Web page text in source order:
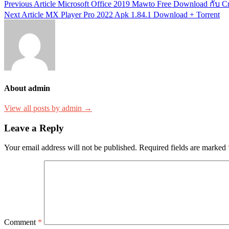
Post
navigation
Previous Article Microsoft Office 2019 Mawto Free Download กับ
Next Article MX Player Pro 2022 Apk 1.84.1 Download + Torrent
About admin
View all posts by admin →
Leave a Reply
Your email address will not be published. Required fields are marked
Comment *